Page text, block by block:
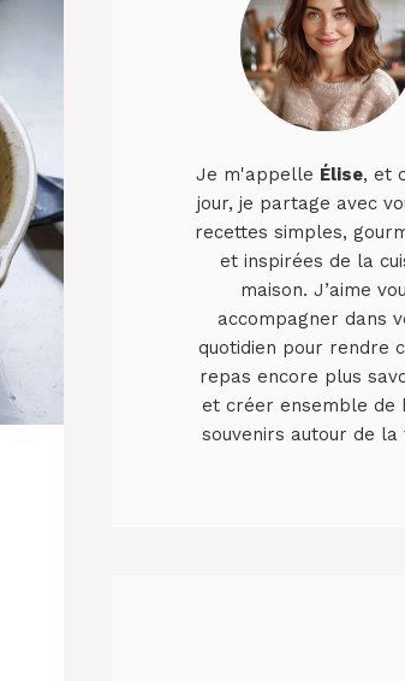
Je m'appelle Élise, et
jour, je partage avec
recettes simples,
et inspirées de la
maison. J’aime
accompagner dans
quotidien pour rendre
repas encore plus
et créer ensemble de
souvenirs autour de la